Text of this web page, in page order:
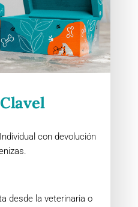
con devolución
desde la veterinaria o